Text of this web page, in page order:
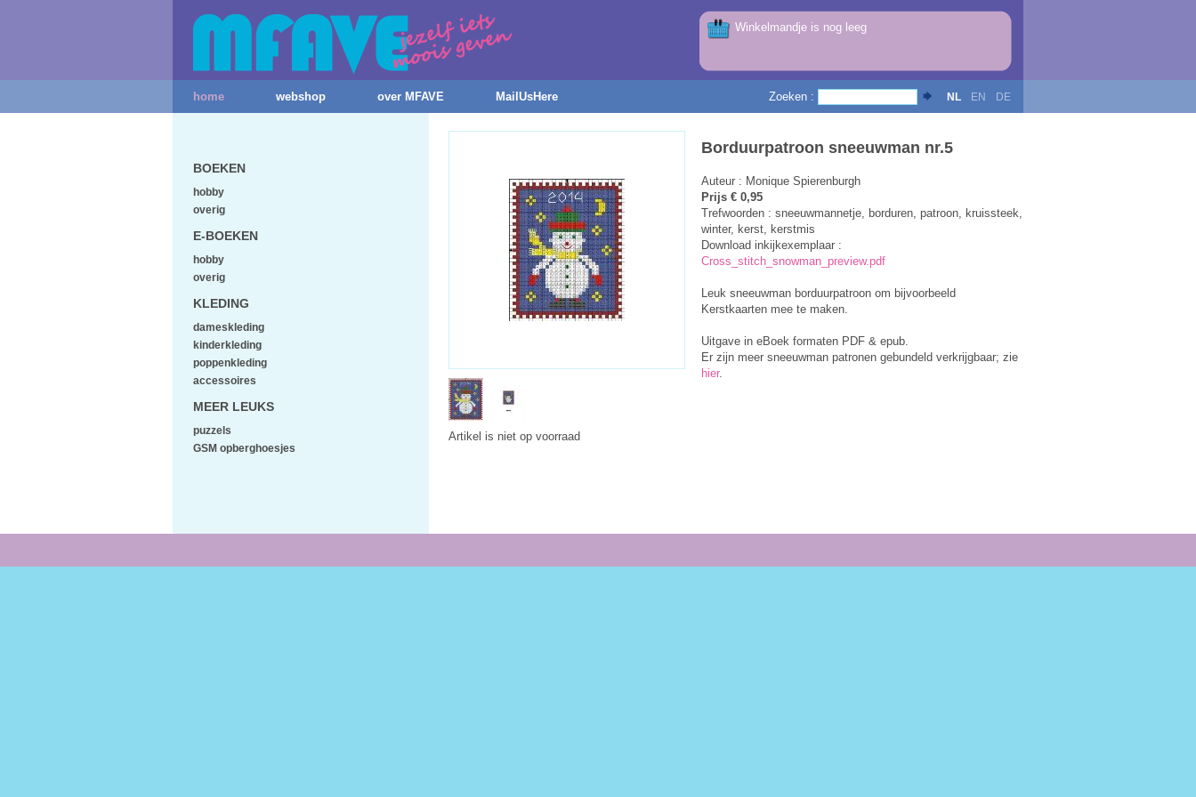
Winkelmandje is nog leeg
home webshop over MFAVE MailUsHere NL EN DE
Zoeken :
Artikel is niet op voorraad
Borduurpatroon sneeuwman nr.5
Auteur : Monique Spierenburgh
Prijs € 0,95
Trefwoorden : sneeuwmannetje, borduren, patroon, kruissteek,
winter, kerst, kerstmis
Download inkijkexemplaar :
Cross_stitch_snowman_preview.pdf
Leuk sneeuwman borduurpatroon om bijvoorbeeld
Kerstkaarten mee te maken.
Uitgave in eBoek formaten PDF & epub.
Er zijn meer sneeuwman patronen gebundeld verkrijgbaar; zie
hier.
BOEKEN
hobby
overig
E-BOEKEN
hobby
overig
KLEDING
dameskleding
kinderkleding
poppenkleding
accessoires
MEER LEUKS
puzzels
GSM opberghoesjes